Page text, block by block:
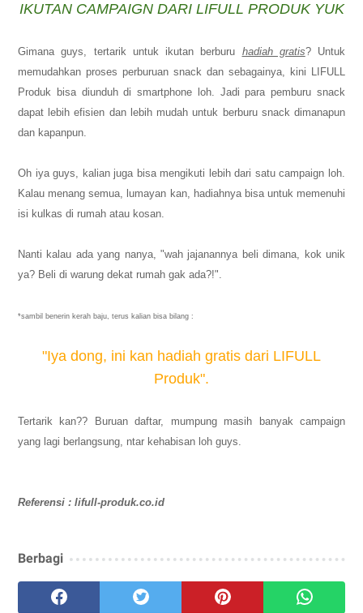
IKUTAN CAMPAIGN DARI LIFULL PRODUK YUK
Gimana guys, tertarik untuk ikutan berburu hadiah gratis? Untuk
memudahkan proses perburuan snack dan sebagainya, kini LIFULL
Produk bisa diunduh di smartphone loh. Jadi para pemburu snack
dapat lebih efisien dan lebih mudah untuk berburu snack dimanapun
dan kapanpun.
Oh iya guys, kalian juga bisa mengikuti lebih dari satu campaign loh.
Kalau menang semua, lumayan kan, hadiahnya bisa untuk memenuhi
isi kulkas di rumah atau kosan.
Nanti kalau ada yang nanya, "wah jajanannya beli dimana, kok unik
ya? Beli di warung dekat rumah gak ada?!".
*sambil benerin kerah baju, terus kalian bisa bilang :
"Iya dong, ini kan hadiah gratis dari LIFULL
Produk".
Tertarik kan?? Buruan daftar, mumpung masih banyak campaign
yang lagi berlangsung, ntar kehabisan loh guys.
Referensi : lifull-produk.co.id
Berbagi